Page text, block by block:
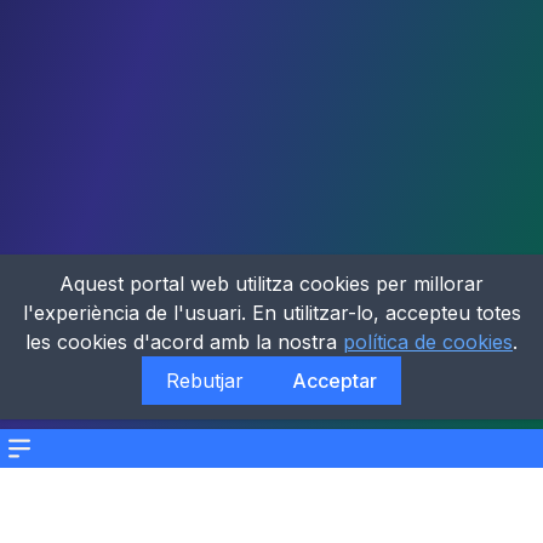
Menu
Aquest portal web utilitza cookies per millorar
l'experiència de l'usuari. En utilitzar-lo, accepteu totes
les cookies d'acord amb la nostra política de cookies.
Rebutjar
Acceptar